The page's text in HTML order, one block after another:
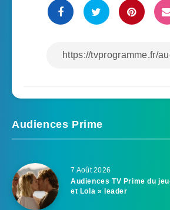
Audiences Prime
7 Août 2026
Audiences TV Prime du
et Lola » leader